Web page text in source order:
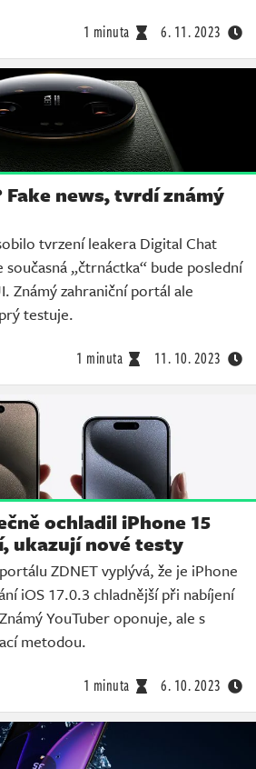
1 minuta 6. 11. 2023
Fake news, tvrdí známý
tvrzení leakera Digital Chat
„čtrnáctka“ bude poslední
Známý zahraniční portál ale
testuje.
1 minuta 11. 10. 2023
ochladil iPhone 15
ukazují nové testy
ZDNET vyplývá, že je iPhone
iOS 17.0.3 chladnější při nabíjení
YouTuber oponuje, ale s
metodou.
1 minuta 6. 10. 2023